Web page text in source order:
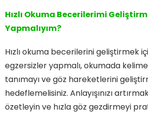
Hızlı Okuma Becerilerimi
Yapmalıyım?
Hızlı okuma becerilerini geliştirmek
egzersizler yapmalı, okumada kelime
tanımayı ve göz hareketlerini
hedeflemelisiniz. Anlayışınızı
özetleyin ve hızla göz gezdirmeyi